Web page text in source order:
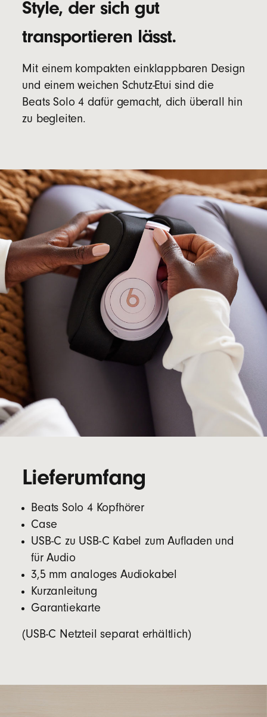
Style, der sich gut
transportieren lässt.
Mit einem kompakten einklappbaren Design
und einem weichen Schutz-Etui sind die
Beats Solo 4 dafür gemacht, dich überall hin
zu begleiten.
Lieferumfang
Beats Solo 4 Kopfhörer
Case
USB-C zu USB-C Kabel zum Aufladen und
für Audio
3,5 mm analoges Audiokabel
Kurzanleitung
Garantiekarte
(USB-C Netzteil separat erhältlich)